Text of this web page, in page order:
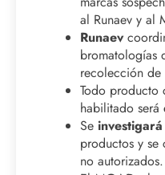
al Runaev y al
Runaev
bromatologías
recolección de
Todo producto
habilitado será
Se
productos y se
no autorizados.